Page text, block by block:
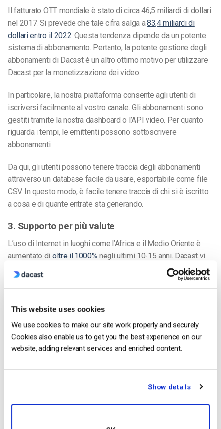
This website uses cookies
We use cookies to make our site work properly and securely.
Cookies also enable us to get you the best experience on our
website, adding relevant services and enriched content.
Show details
Il fatturato OTT mondiale è stato di circa 46,5 miliardi di dollari
nel 2017. Si prevede che tale cifra salga a83,4 miliardi di
dollari entro il 2022. Questa tendenza dipende da un potente
sistema di abbonamento. Pertanto, la potente gestione degli
abbonamenti di Dacast è un altro ottimo motivo per utilizzare
Dacast per la monetizzazione dei video.
In particolare, la nostra piattaforma consente agli utenti di
iscriversi facilmente al vostro canale. Gli abbonamenti sono
gestiti tramite la nostra dashboard o l’API video. Per quanto
riguarda i tempi, le emittenti possono sottoscrivere
abbonamenti:
Da qui, gli utenti possono tenere traccia degli abbonamenti
attraverso un database facile da usare, esportabile come file
CSV. In questo modo, è facile tenere traccia di chi si è iscritto
a cosa e di quante entrate sta generando.
3. Supporto per più valute
L’uso di Internet in luoghi come l’Africa e il Medio Oriente è
aumentato di oltre il 1000%negli ultimi 10-15 anni. Dacast vi
aiuta a massimizzare la monetizzazione dei video a livello
globale supportando più valute, in pratica tutte le principali
Quando si impostano i prezzi, è sufficiente selezionare la
valuta che si desidera utilizzare. Oppure, potete vendere in più
valute per accedere meglio a unpubblico globale. Inoltre, il
paywall di Dacast supporta sia le carte di credito che PayPal,
Continuiamo con il tema globale. Oggi, il79%di tutto il traffico